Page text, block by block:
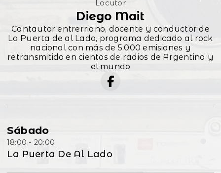
Locutor
Diego Mait
Cantautor entrerriano, docente y conductor de
La Puerta de al Lado, programa dedicado al rock
nacional con más de 5.000 emisiones y
retransmitido en cientos de radios de Argentina y
el mundo
Sábado
18:00 - 20:00
La Puerta De Al Lado